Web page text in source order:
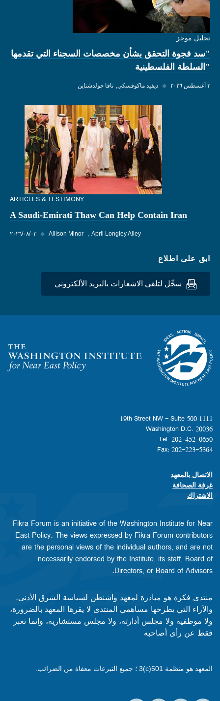
تحليل موجز
"سد فجوة التحقق بشأن مخصصات السجناء التي تقدمها
"السلطة الفلسطينية
٣ أغسطس ٢٠٢٦ ◆ ديفيد ماكوفسكي نافا جولدشتاين
ARTICLES & TESTIMONY
A Saudi-Emirati Thaw Can Help Contain Iran
٠٣‏/٠٨‏/٢٠٢٦ ◆ Allison Minor April Longley Alley
ابق على اطلاع
سجِّل لتلقي الاشعارات بالبريد الألكتروني
Homepage
1111 19th Street NW - Suite 500
Washington D.C. 20036
Tel: 202-452-0650
Fax: 202-223-5364
Footer contact links
الاتصال بالمعهد
غرفة الصحافة
الاشتراك
Fikra Forum is an initiative of the Washington Institute for Near
East Policy. The views expressed by Fikra Forum contributors
are the personal views of the individual authors, and are not
necessarily endorsed by the Institute, its staff, Board of
Directors, or Board of Advisors.​​
منتدى فكرة هو مبادرة لمعهد واشنطن لسياسة الشرق الأدنى.
والآراء التي يطرحها مساهمي المنتدى لا يقرها المعهد بالضرورة،
ولا موظفيه ولا مجلس أدارته، ولا مجلس مستشاريه، وإنما تعبر
فقط عن رأى أصاحبه
المعهد هو منظمة 501(c)3 ؛ جميع التبرعات معفاة من الضرائب.